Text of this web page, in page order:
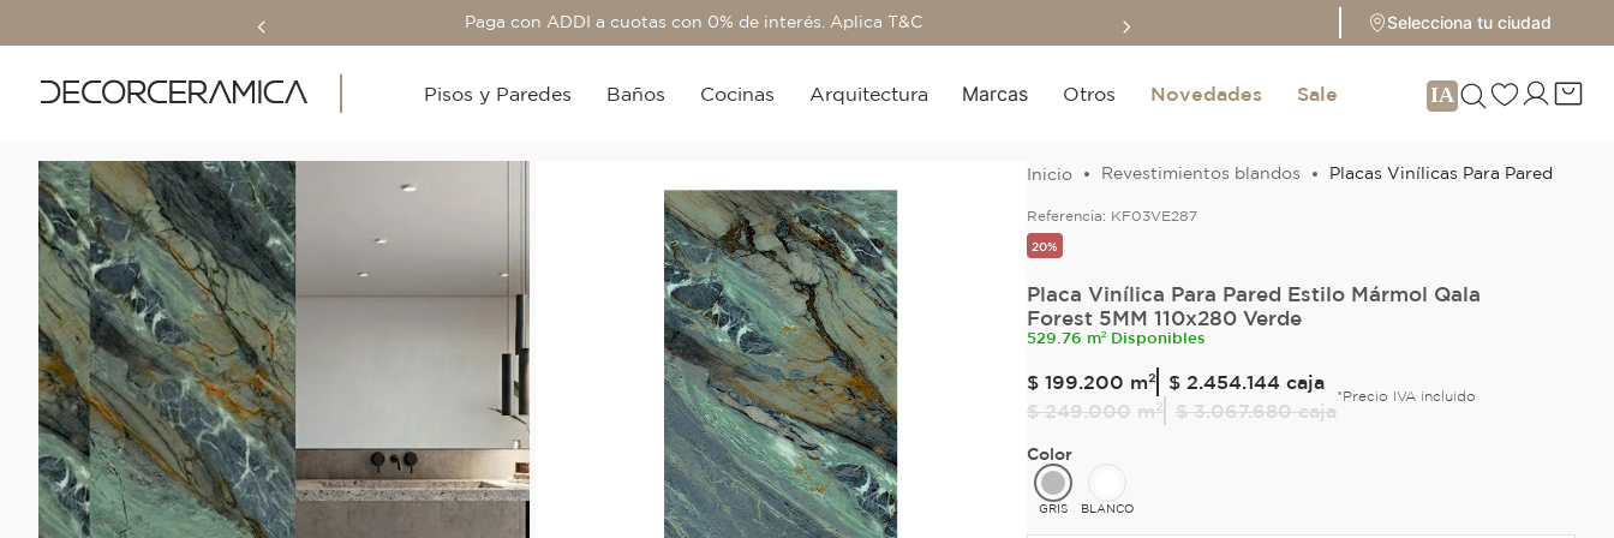
Paga con ADDI a cuotas con 0% de interés. Aplica T&C Sale hasta 70%
Selecciona tu ciudad
Pisos y Paredes Baños Cocinas Arquitectura Marcas Otros Novedades Sale
Revestimientos blandos Placas Vinílicas Para Pared
Referencia: KF03VE287
20%
Placa Vinílica Para Pared Estilo Mármol Qala
Forest 5MM 110x280 Verde
529.76 m² Disponibles
$ 199.200 m² $ 2.454.144 caja
$ 249.000 m² $ 3.067.680caja
*Precio IVA incluido
Color
GRIS BLANCO